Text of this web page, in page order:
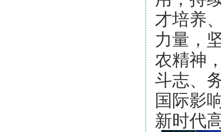
才培养
力量，
农精神
斗志、
国际影
新时代